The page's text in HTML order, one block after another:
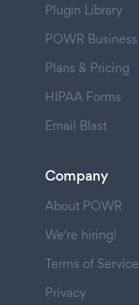
Plugin Library
POWR Business
Plans & Pricing
HIPAA Forms
Email Blast
Company
About POWR
We're hiring!
Terms of Service
Privacy